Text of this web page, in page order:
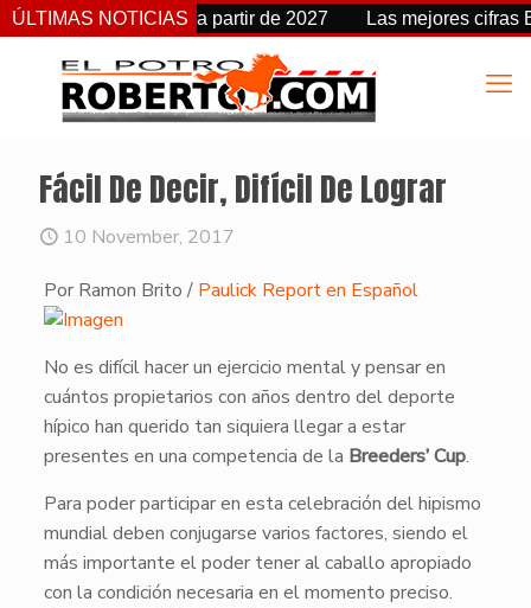
ÚLTIMAS NOTICIAS
de fecha a partir de 2027 Las mejores cifras Beyer
Fácil De Decir, Difícil De Lograr
10 November, 2017
Por Ramon Brito / Paulick Report en Español
​No es difícil hacer un ejercicio mental y pensar en
cuántos propietarios con años dentro del deporte
hípico han querido tan siquiera llegar a estar
presentes en una competencia de la Breeders’ Cup.
Para poder participar en esta celebración del hipismo
mundial deben conjugarse varios factores, siendo el
más importante el poder tener al caballo apropiado
con la condición necesaria en el momento preciso.